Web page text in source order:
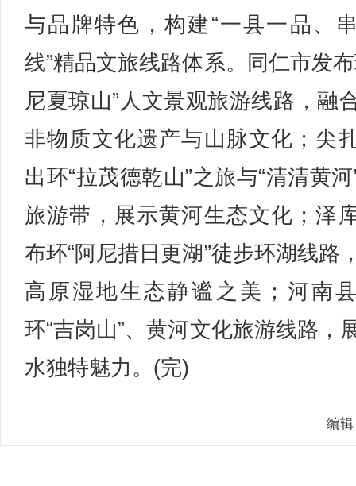
与品牌特色，构建“一县一品、
线”精品文旅线路体系。同仁市发
尼夏琼山”人文景观旅游线路，融
非物质文化遗产与山脉文化；尖
出环“拉茂德乾山”之旅与“清清黄
旅游带，展示黄河生态文化；泽
布环“阿尼措日更湖”徒步环湖线路
高原湿地生态静谧之美；河南
环“吉岗山”、黄河文化旅游线路，
水独特魅力。(完)
编